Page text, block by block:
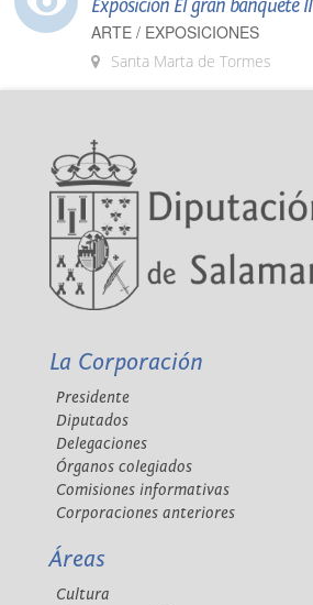
Exposición El gran banquete II
ARTE / EXPOSICIONES
Santa Marta de Tormes
La Corporación
Presidente
Diputados
Delegaciones
Órganos colegiados
Comisiones informativas
Corporaciones anteriores
Áreas
Cultura